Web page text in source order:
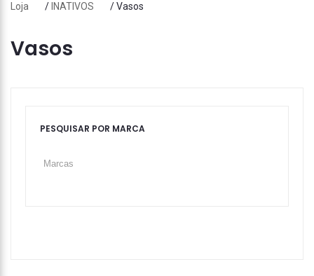
Sobre nós
Loja / INATIVOS / Vasos
Vasos
PESQUISAR POR MARCA